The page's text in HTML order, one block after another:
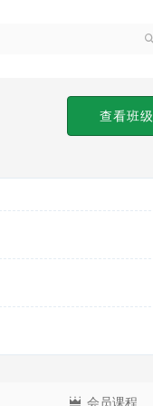
查看班级
会员课程